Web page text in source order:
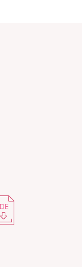
DE